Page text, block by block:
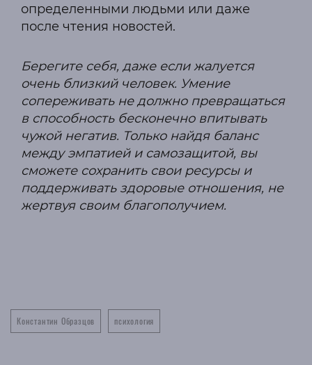
определенными людьми или даже
после чтения новостей.
Берегите себя, даже если жалуется
очень близкий человек. Умение
сопереживать не должно превращаться
в способность бесконечно впитывать
чужой негатив. Только найдя баланс
между эмпатией и самозащитой, вы
сможете сохранить свои ресурсы и
поддерживать здоровые отношения, не
жертвуя своим благополучием.
Константин Образцов психология